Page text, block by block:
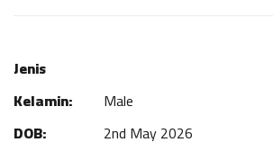
Jenis
Kelamin:
Male
DOB:
2nd May 2026